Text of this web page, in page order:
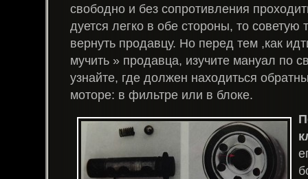
свободно и без сопротивления
дуется легко в обе стороны, то советую
вернуть продавцу. Но перед тем ,как
мучить » продавца, изучите мануал по
узнайте, где должен находиться
моторе: в фильтре или в блоке.